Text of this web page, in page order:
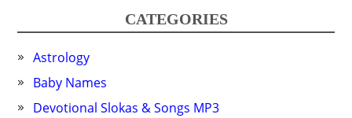
CATEGORIES
Astrology
Baby Names
Devotional Slokas & Songs MP3